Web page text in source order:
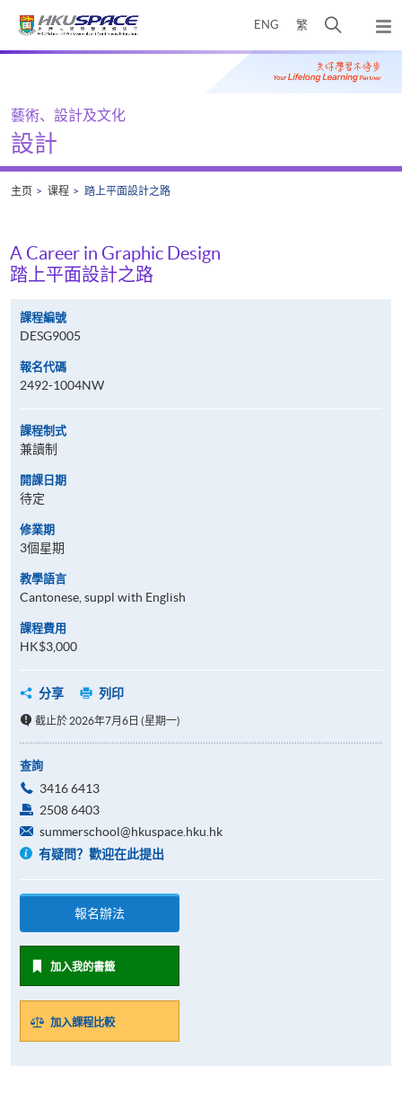
ENG 繁
开
搜
寻
弹
出
主
Main
藝術、設計及文化
設計
主页 课程 踏上平面設計之路
A Career in Graphic Design
踏上平面設計之路
課程編號
DESG9005
報名代碼
2492-1004NW
課程制式
兼讀制
開課日期
待定
修業期
3個星期
教學語言
Cantonese, suppl with English
課程費用
HK$3,000
分享 列印
截止於 2026年7月6日 (星期一)
查詢
3416 6413
2508 6403
summerschool@hkuspace.hku.hk
有疑問？歡迎在此提出
報名辦法
加入我的書籤
加入課程比較